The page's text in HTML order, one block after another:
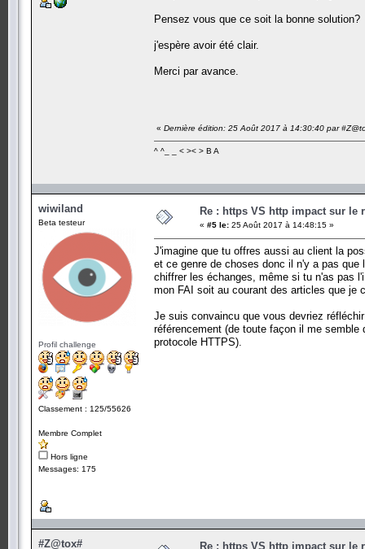
Pensez vous que ce soit la bonne solution?
j'espère avoir été clair.
Merci par avance.
« Dernière édition: 25 Août 2017 à 14:30:40 par
^ ^_ _ < >< > B A
wiwiland
Beta testeur
Profil challenge
Classement : 125/55626
Membre Complet
Hors ligne
Messages: 175
Re : https VS http impact sur le
« #5 le: 25 Août 2017 à 14:48:15 »
J'imagine que tu offres aussi au client la
et ce genre de choses donc il n'y a pas
chiffrer les échanges, même si tu n'as pas
mon FAI soit au courant des articles que je
Je suis convaincu que vous devriez
référencement (de toute façon il me
protocole HTTPS).
#Z@tox# Re : https VS http impact sur le